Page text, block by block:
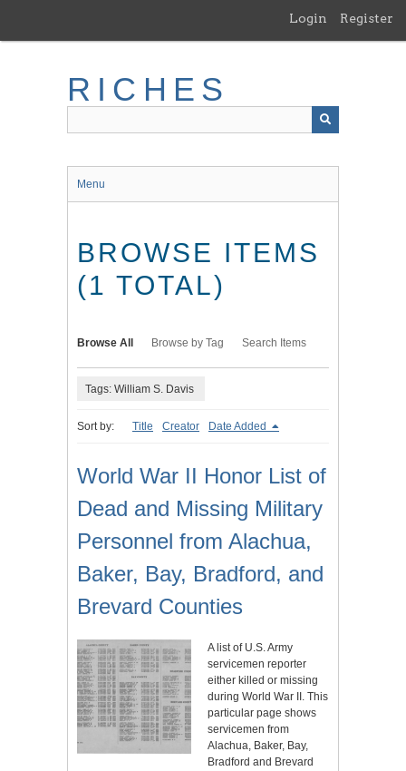
main
Login Register
RICHES
Menu
BROWSE ITEMS
(1 TOTAL)
Browse All Browse by Tag Search Items
Tags: William S. Davis
Sort by: Title Creator Date Added
World War II Honor List of
Dead and Missing Military
Personnel from Alachua,
Baker, Bay, Bradford, and
Brevard Counties
A list of U.S. Army
servicemen reporter
either killed or missing
during World War II. This
particular page shows
servicemen from
Alachua, Baker, Bay,
Bradford and Brevard